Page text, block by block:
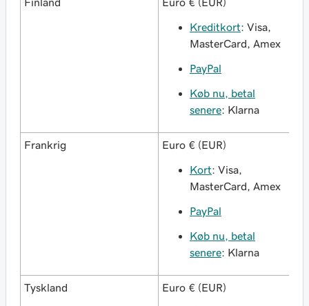
Kreditkort: Visa,
MasterCard, Amex
PayPal
Køb nu, betal
senere: Klarna
Frankrig Euro € (EUR)
Kort: Visa,
MasterCard, Amex
PayPal
Køb nu, betal
senere: Klarna
Tyskland Euro € (EUR)